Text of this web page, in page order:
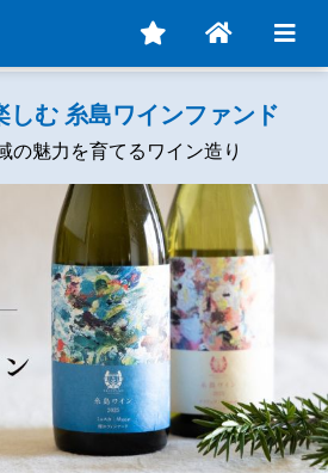
しむ 糸島ワインファンド
の魅力を育てるワイン造り